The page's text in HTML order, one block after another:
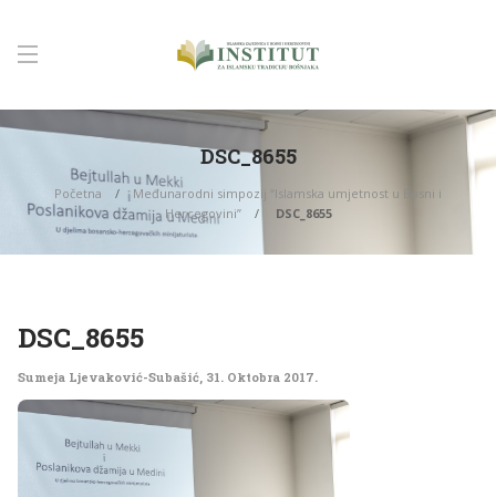
DSC_8655
Početna
Međunarodni simpozij “Islamska umjetnost u Bosni i
Hercegovini”
DSC_8655
DSC_8655
Sumeja Ljevaković-Subašić, 31. Oktobra 2017.